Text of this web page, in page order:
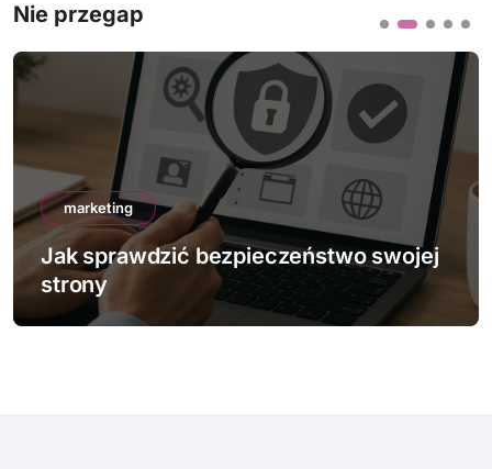
Nie przegap
marketing
Jak sprawdzić bezpieczeństwo swojej
strony